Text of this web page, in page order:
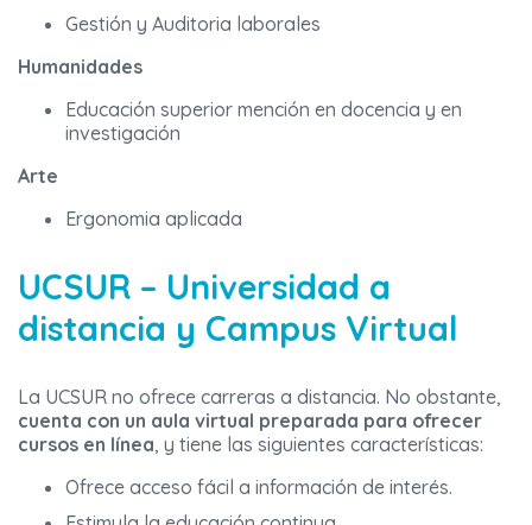
Gestión y Auditoria laborales
Humanidades
Educación superior mención en docencia y en
investigación
Arte
Ergonomia aplicada
UCSUR – Universidad a
distancia y Campus Virtual
La UCSUR no ofrece carreras a distancia. No obstante,
cuenta con un aula virtual preparada para ofrecer
cursos en línea, y tiene las siguientes características:
Ofrece acceso fácil a información de interés.